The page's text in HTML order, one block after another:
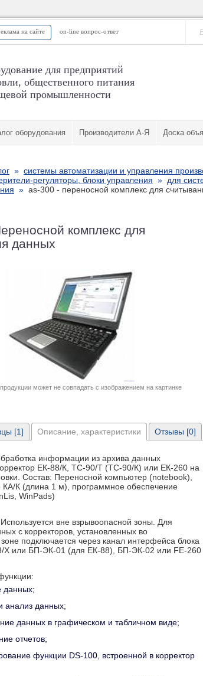
на сайте on-line вопрос-ответ
для предприятий
общественного питания
промышленности
оборудования Производители А-Я Доска
» системы автоматизации и управления
регуляторы, блоки управления » для
» as-300 - переносной комплекс для
комплекс для
данных
может не совпадать с изображением на картинке
[1] Описание, характеристики
информации из архива данных
ЕК-88/К, ТС-90/Т (ТС-90/К) или ЕК-260 на
Состав: Переносной компьютер (notebook),
КА/К (длина 1 м), программное обеспечение
WinPads)
вне взрывоопасной зоны. Для
с корректоров, установленных во
подключается через канал интерфейса блока
X или БП-ЭК-01 (для ЕК-88), БП-ЭК-02 или FE-260
данных;
анализ данных;
данных в графическом и табличном виде;
отчетов;
функции DS-100, встроенной в корректор
Отзывы [0]